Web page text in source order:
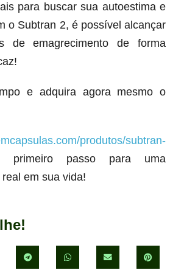
para buscar sua autoestima e
o Subtran 2, é possível alcançar
de emagrecimento de forma
e adquira agora mesmo o
produtos/subtran-
passo para uma
em sua vida!